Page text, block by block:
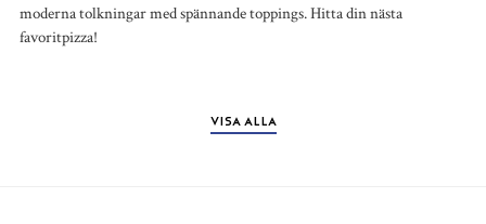
moderna tolkningar med spännande toppings. Hitta din nästa
favoritpizza!
VISA ALLA